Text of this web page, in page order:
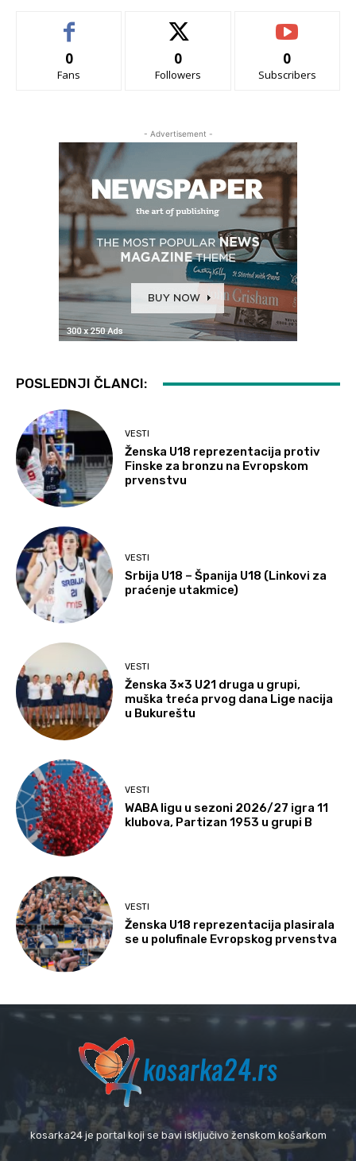
0
Fans
0
Followers
0
Subscribers
- Advertisement -
POSLEDNJI ČLANCI:
VESTI
Ženska U18 reprezentacija protiv
Finske za bronzu na Evropskom
prvenstvu
VESTI
Srbija U18 – Španija U18 (Linkovi za
praćenje utakmice)
VESTI
Ženska 3×3 U21 druga u grupi,
muška treća prvog dana Lige nacija
u Bukureštu
VESTI
WABA ligu u sezoni 2026/27 igra 11
klubova, Partizan 1953 u grupi B
VESTI
Ženska U18 reprezentacija plasirala
se u polufinale Evropskog prvenstva
kosarka24 je portal koji se bavi isključivo ženskom košarkom